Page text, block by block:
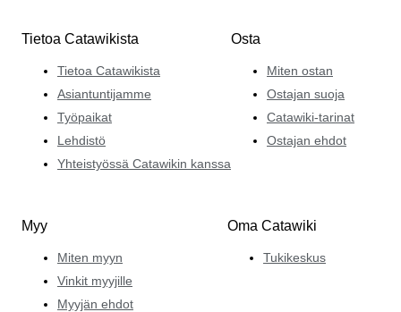
Tietoa Catawikista
Tietoa Catawikista
Asiantuntijamme
Työpaikat
Lehdistö
Yhteistyössä Catawikin kanssa
Osta
Miten ostan
Ostajan suoja
Catawiki-tarinat
Ostajan ehdot
Myy
Miten myyn
Vinkit myyjille
Myyjän ehdot
Oma Catawiki
Tukikeskus